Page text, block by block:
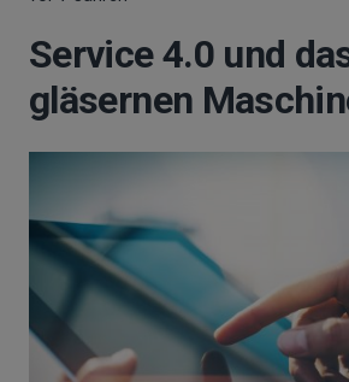
Service 4.0 und
gläsernen